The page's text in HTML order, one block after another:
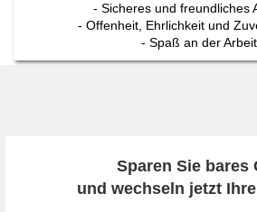
- Sicheres und freundliches
- Offenheit, Ehrlichkeit und
- Spaß an der
Sparen Sie bares
und wechseln jetzt